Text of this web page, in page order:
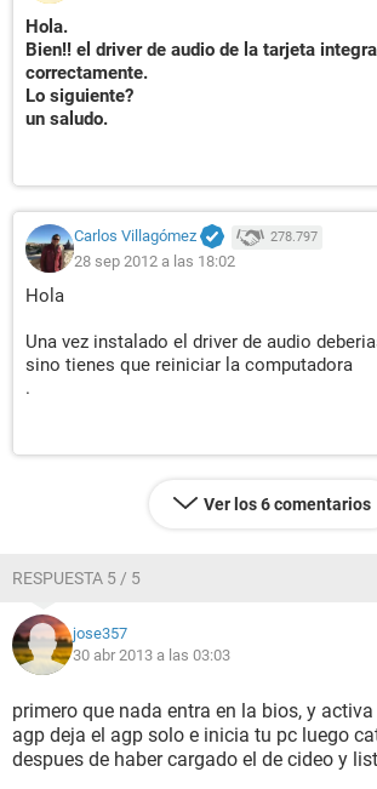
Hola.
Bien!! el driver de audio de la tarjeta
correctamente.
Lo siguiente?
un saludo.
Carlos Villagómez 278.797
28 sep 2012 a las 18:02
Hola
Una vez instalado el driver de audio
sino tienes que reiniciar la computadora
.
Ver los 6 comentarios
RESPUESTA 5 / 5
jose357
30 abr 2013 a las 03:03
primero que nada entra en la bios, y
agp deja el agp solo e inicia tu pc luego
despues de haber cargado el de cideo y